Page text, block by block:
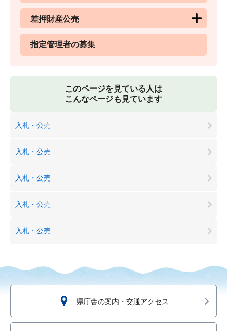
差押財産公売
指定管理者の募集
このページを見ている人は
こんなページも見ています
入札・公売
入札・公売
入札・公売
入札・公売
入札・公売
県庁舎の案内・交通アクセス